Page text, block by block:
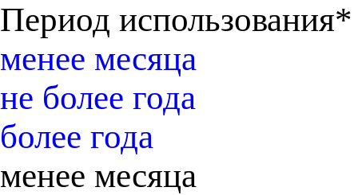
Период использования*
менее месяца
не более года
более года
менее месяца